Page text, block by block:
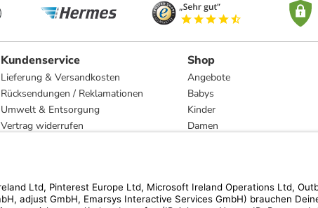
Kundenservice
Lieferung & Versandkosten
Rücksendungen / Reklamationen
Umwelt & Entsorgung
Vertrag widerrufen
Shop
Angebote
Babys
Kinder
Damen
Marken